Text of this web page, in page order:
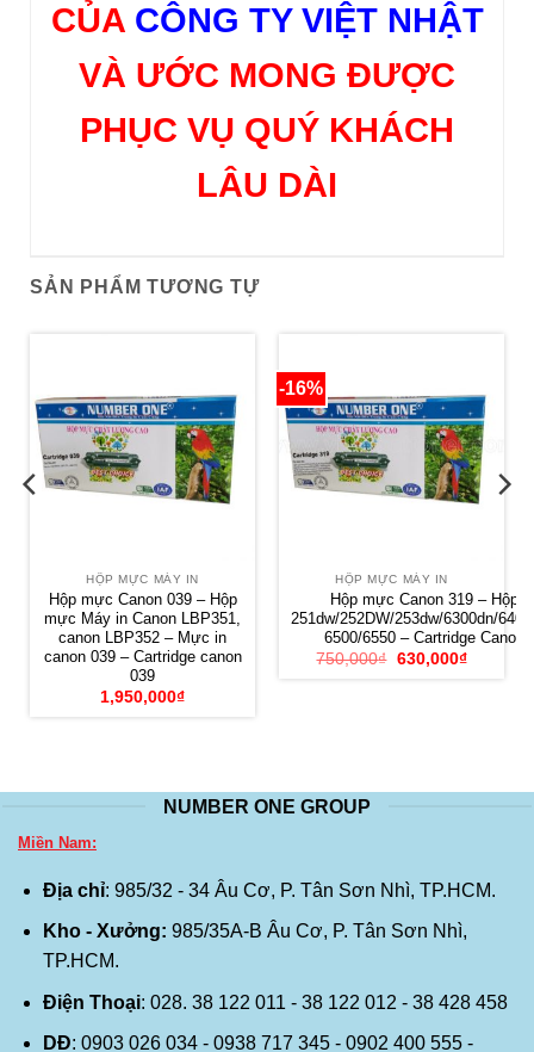
CỦA CÔNG TY VIỆT NHẬT
VÀ ƯỚC MONG ĐƯỢC
PHỤC VỤ QUÝ KHÁCH
LÂU DÀI
SẢN PHẨM TƯƠNG TỰ
HỘP MỰC MÁY IN
Hộp mực Canon 039 – Hộp
mực Máy in Canon LBP351,
canon LBP352 – Mực in
canon 039 – Cartridge canon
039
1,950,000₫
-16%
HỘP MỰC MÁY IN
Hộp mực Canon 319 – Hộp
251dw/252DW/253dw/6300dn/
6500/6550 – Cartridge
750,000₫ Giá
630,000₫Giá
NUMBER ONE GROUP
Miền Nam:
Địa chỉ: 985/32 - 34 Âu Cơ, P. Tân Sơn Nhì, TP.HCM.
Kho - Xưởng: 985/35A-B Âu Cơ, P. Tân Sơn Nhì,
TP.HCM.
Điện Thoại: 028. 38 122 011 - 38 122 012 - 38 428 458
DĐ: 0903 026 034 - 0938 717 345 - 0902 400 555 -